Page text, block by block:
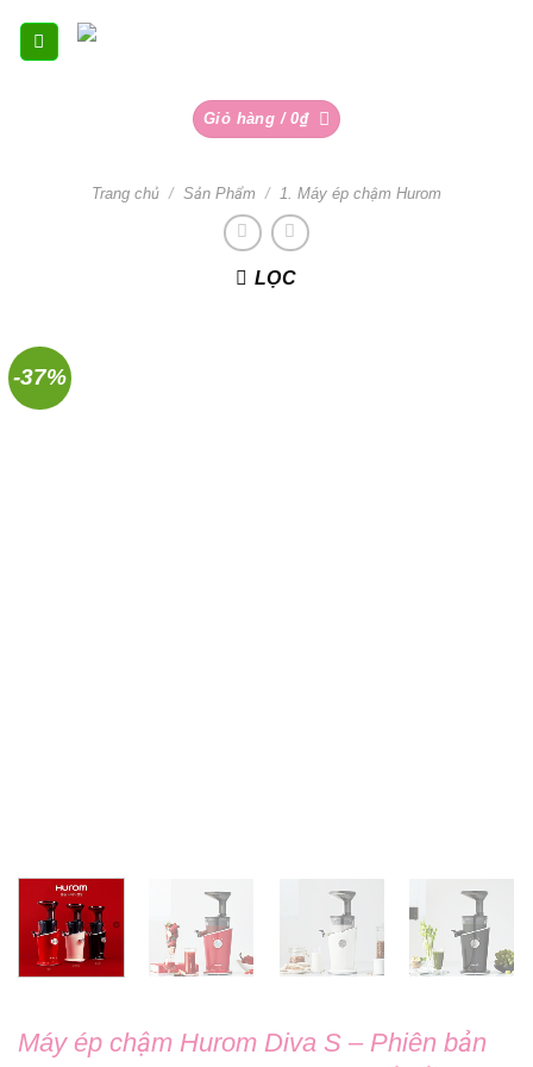
Giỏ hàng /0₫
Trang chủ / Sản Phẩm / 1. Máy ép chậm Hurom
LỌC
-37%
Máy ép chậm Hurom Diva S – Phiên bản